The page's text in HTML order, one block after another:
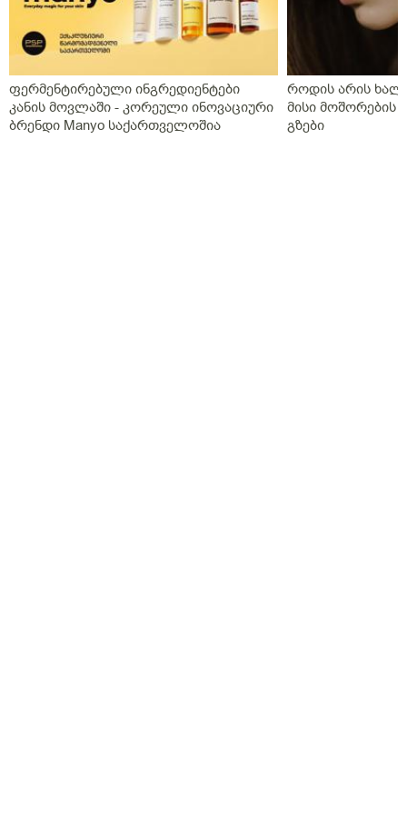
გამოშრობა მაქვს
ფერმენტირებული ინგრედიენტები
კანის მოვლაში - კორეული ინოვაციური
ბრენდი Manyo საქართველოშია
როდის არის
მისი მოშორების
გზები